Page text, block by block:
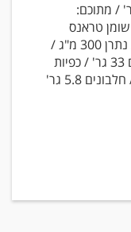
508 קל' / סך השומנים 24 גר' / מתוכם:
/ חומצות שומן טראנס
פחות מ-0.5 גר' / כולסטרול 14 מ"ג / נתרן 300 מ"ג /
סך הפחמימות 66 גר' / מתוכן: סוכרים 33 גר' / כפיות